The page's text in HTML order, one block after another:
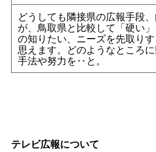
どうしても隣接県の広報手段
が、鳥取県と比較して「硬い
の知りたい、ニーズを先取り
思えます。どのようなところ
手法や努力を‥と。
テレビ広報について